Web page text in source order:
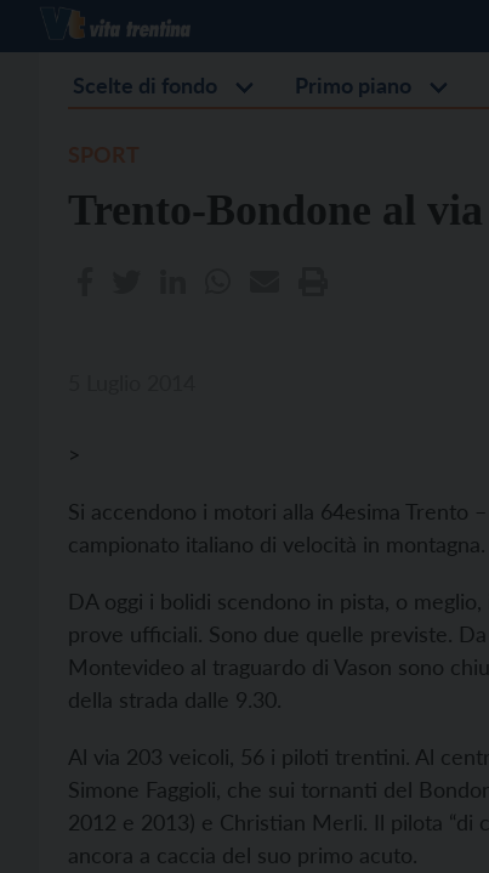
Scelte di fondo Primo piano
Trento-Bondone al via
>
Si accendono i motori alla 64esima Trento
campionato italiano di velocità in montagna.
DA oggi i bolidi scendono in pista, o
prove ufficiali. Sono due quelle previste.
Montevideo al traguardo di Vason sono
della strada dalle 9.30.
Al via 203 veicoli, 56 i piloti trentini. Al
Simone Faggioli, che sui tornanti del
2012 e 2013) e Christian Merli. Il pilota “di
ancora a caccia del suo primo acuto.